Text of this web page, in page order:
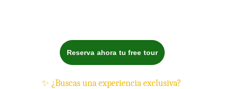
✨ ¿Buscas una experiencia exclusiva?
Reserva ahora tu free tour